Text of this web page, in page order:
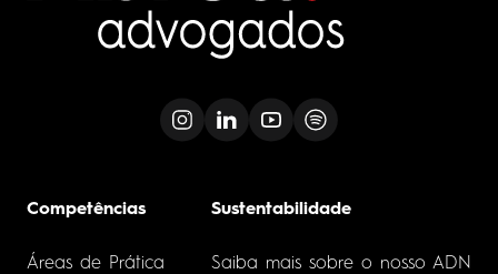
Competências
Áreas de Prática
Sustentabilidade
Saiba mais sobre o nosso ADN